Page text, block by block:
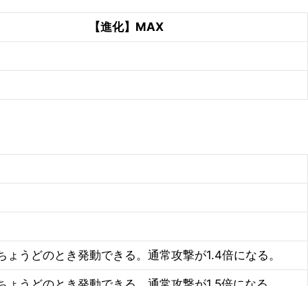
【進化】MAX
うどのとき発動できる。通常攻撃が1.4倍になる。